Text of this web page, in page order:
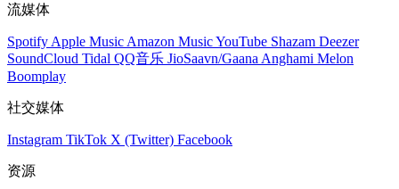
流媒体
Spotify Apple Music Amazon MusicYouTube Shazam Deezer
SoundCloud Tidal QQ音乐 JioSaavn/Gaana Anghami Melon
Boomplay
社交媒体
Instagram TikTok X (Twitter) Facebook
资源